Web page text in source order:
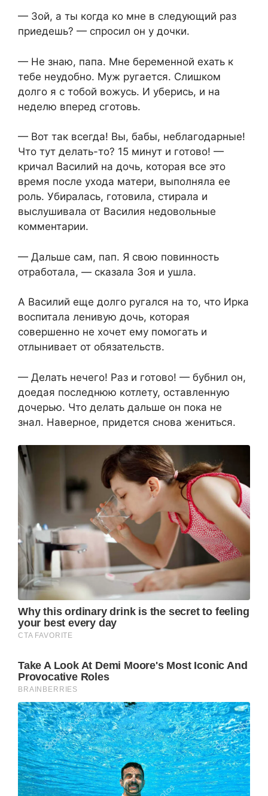
— Зой, а ты когда ко мне в следующий раз
приедешь? — спросил он у дочки.
— Не знаю, папа. Мне беременной ехать к
тебе неудобно. Муж ругается. Слишком
долго я с тобой вожусь. И уберись, и на
неделю вперед сготовь.
— Вот так всегда! Вы, бабы, неблагодарные!
Что тут делать-то? 15 минут и готово! —
кричал Василий на дочь, которая все это
время после ухода матери, выполняла ее
роль. Убиралась, готовила, стирала и
выслушивала от Василия недовольные
комментарии.
— Дальше сам, пап. Я свою повинность
отработала, — сказала Зоя и ушла.
А Василий еще долго ругался на то, что Ирка
воспитала ленивую дочь, которая
совершенно не хочет ему помогать и
отлынивает от обязательств.
— Делать нечего! Раз и готово! — бубнил он,
доедая последнюю котлету, оставленную
дочерью. Что делать дальше он пока не
знал. Наверное, придется снова жениться.